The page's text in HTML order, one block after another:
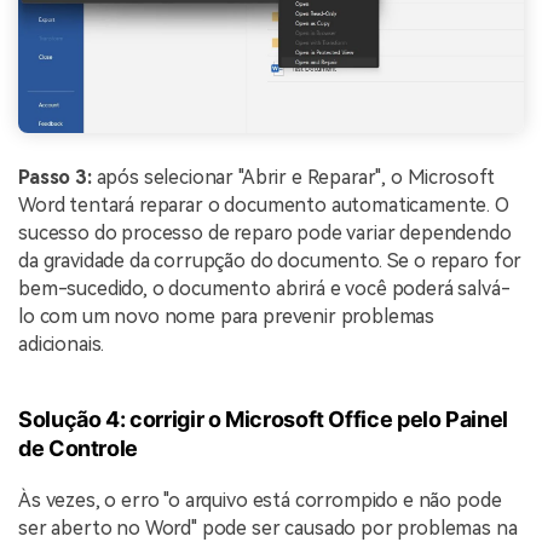
Passo 3:após selecionar "Abrir e Reparar", o Microsoft
Word tentará reparar o documento automaticamente. O
sucesso do processo de reparo pode variar dependendo
da gravidade da corrupção do documento. Se o reparo for
bem-sucedido, o documento abrirá e você poderá salvá-
lo com um novo nome para prevenir problemas
adicionais.
Solução 4: corrigir o Microsoft Office pelo Painel
de Controle
Às vezes, o erro "o arquivo está corrompido e não pode
ser aberto no Word" pode ser causado por problemas na